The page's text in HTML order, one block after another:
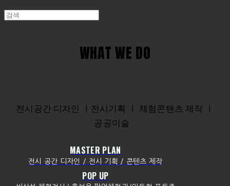
WHAT WE DO
전시공간 디자인 ㅣ전시기획 ㅣ 체험콘텐츠 제작 ㅣ
공공미술
MASTER PLAN
전시 공간 디자인 / 전시 기획 / 콘텐츠 제작
POP UP